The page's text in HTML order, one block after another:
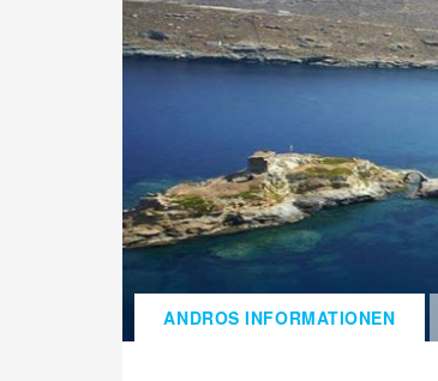
ANDROS INFORMATIONEN